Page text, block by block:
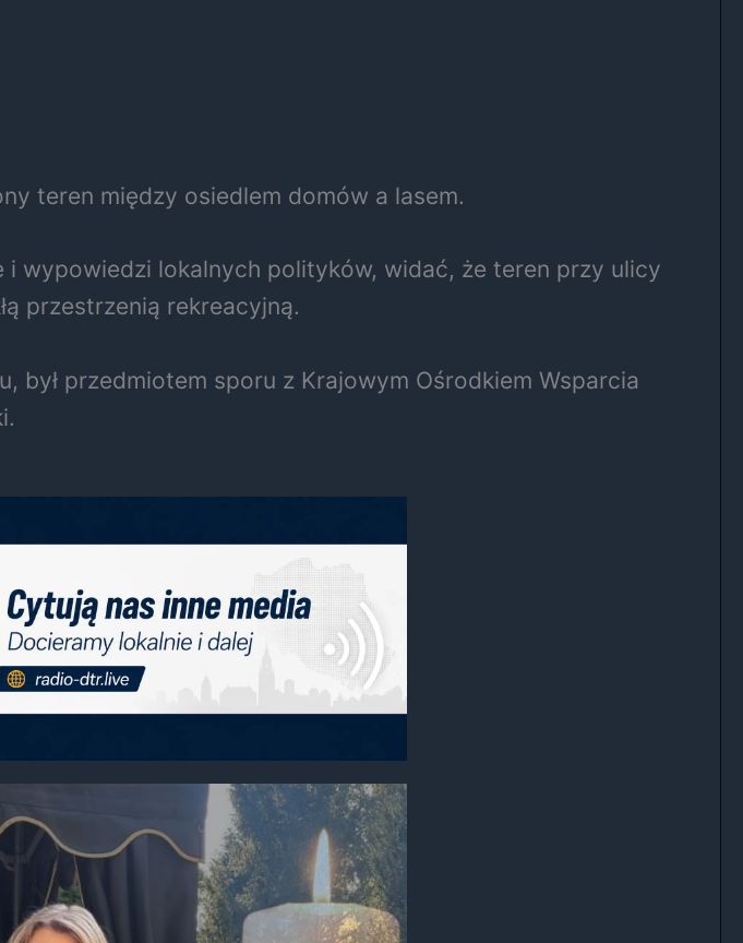
teren między osiedlem domów a lasem.
wypowiedzi lokalnych polityków, widać, że teren przy ulicy
przestrzenią rekreacyjną.
przedmiotem sporu z Krajowym Ośrodkiem Wsparcia